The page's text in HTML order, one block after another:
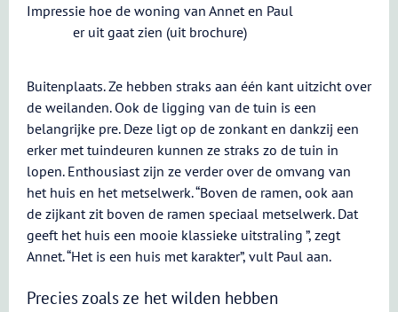
Impressie hoe de woning van Annet en Paul
er uit gaat zien (uit brochure)
Buitenplaats. Ze hebben straks aan één kant uitzicht over
de weilanden. Ook de ligging van de tuin is een
belangrijke pre. Deze ligt op de zonkant en dankzij een
erker met tuindeuren kunnen ze straks zo de tuin in
lopen. Enthousiast zijn ze verder over de omvang van
het huis en het metselwerk. “Boven de ramen, ook aan
de zijkant zit boven de ramen speciaal metselwerk. Dat
geeft het huis een mooie klassieke uitstraling ”, zegt
Annet. “Het is een huis met karakter”, vult Paul aan.
Precies zoals ze het wilden hebben